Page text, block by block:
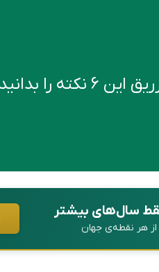
را بدانید
سال‌های بیشتر
از هر نقطه‌ی جهان